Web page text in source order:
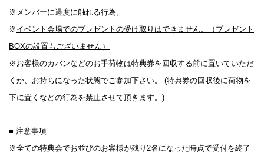
※メンバーに過度に触れる行為。
※ イベント会場でのプレゼントの受け取りはできません。（プレゼント
BOXの設置もございません）
※お客様のカバンなどのお手荷物は特典券を回収する前に置いていただ
くか、お持ちになった状態でご参加下さい。 (特典券の回収後に荷物を
下に置くなどの行為を禁止させて頂きます。)
■ 注意事項
※全ての特典会でお並びのお客様が残り2名になった時点で受付を終了